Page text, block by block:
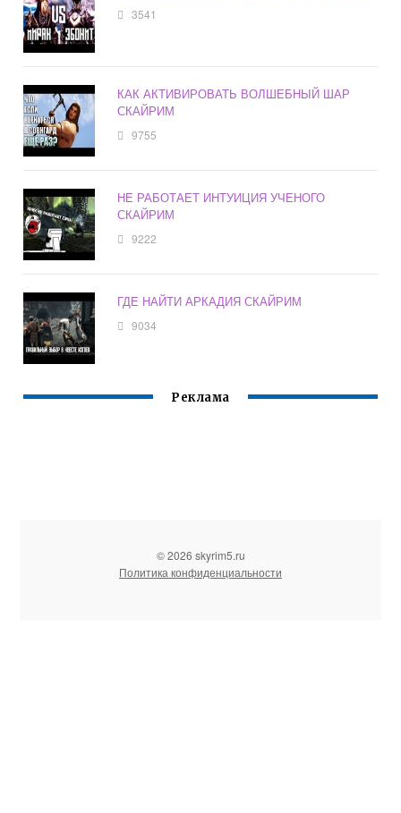
3541
КАК АКТИВИРОВАТЬ ВОЛШЕБНЫЙ ШАР
СКАЙРИМ
9755
НЕ РАБОТАЕТ ИНТУИЦИЯ УЧЕНОГО
СКАЙРИМ
9222
ГДЕ НАЙТИ АРКАДИЯ СКАЙРИМ
9034
Реклама
© 2026 skyrim5.ru
Политика конфиденциальности